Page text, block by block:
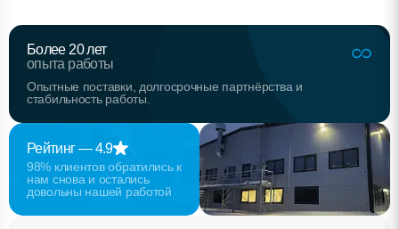
Более 20 лет
опыта работы
Опытные поставки, долгосрочные партнёрства и
стабильность работы.
Рейтинг — 4.9
98% клиентов обратились к
нам снова и остались
довольны нашей работой